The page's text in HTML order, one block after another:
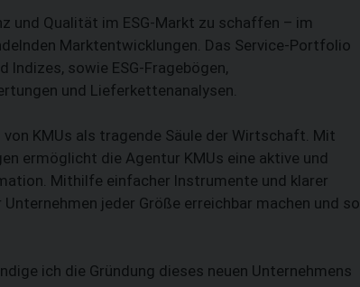
und Qualität im ESG-Markt zu schaffen – im
Marktentwicklungen. Das Service-Portfolio
Indizes, sowie ESG-Fragebögen,
und Lieferkettenanalysen.
KMUs als tragende Säule der Wirtschaft. Mit
ermöglicht die Agentur KMUs eine aktive und
Mithilfe einfacher Instrumente und klarer
jeder Größe erreichbar machen und so
ich die Gründung dieses neuen Unternehmens